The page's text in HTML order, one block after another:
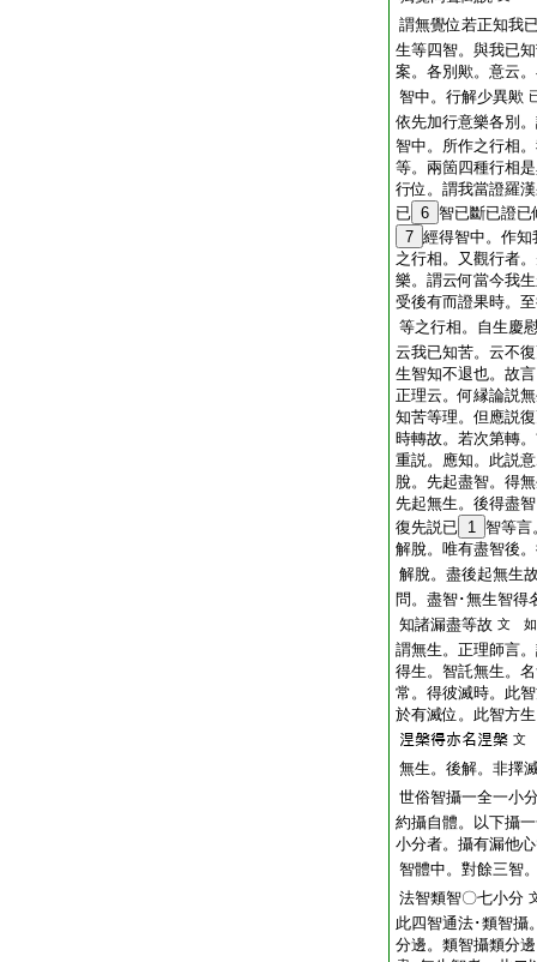
謂無覺位若正知我
生等四智。與我已
案。各別歟。意云
智中。行解少異歟
依先加行意樂各別
智中。所作之行相
等。兩箇四種行相
行位。謂我當證羅
已 6 智已斷已證已
7 經得智中。作
之行相。又觀行者
樂。謂云何當今我
受後有而證果時。
等之行相。自生慶
云我已知苦。云不
生智知不退也。故
正理云。何縁論説
知苦等理。但應説
時轉故。若次第轉
重説。應知。此説
脫。先起盡智。得
先起無生。後得盡
復先説已 1 智等言
解脫。唯有盡智後
解脫。盡後起無生
問。盡智･無生智
知諸漏盡等故 文 如
謂無生。正理師言
得生。智託無生。
常。得彼滅時。此
於有滅位。此智方
𣵀槃得亦名𣵀槃 文
無生。後解。非擇
世俗智攝一全一小
約攝自體。以下攝
小分者。攝有漏他
智體中。對餘三智
法智類智〇七小分
此四智通法･類智攝
分邊。類智攝類分